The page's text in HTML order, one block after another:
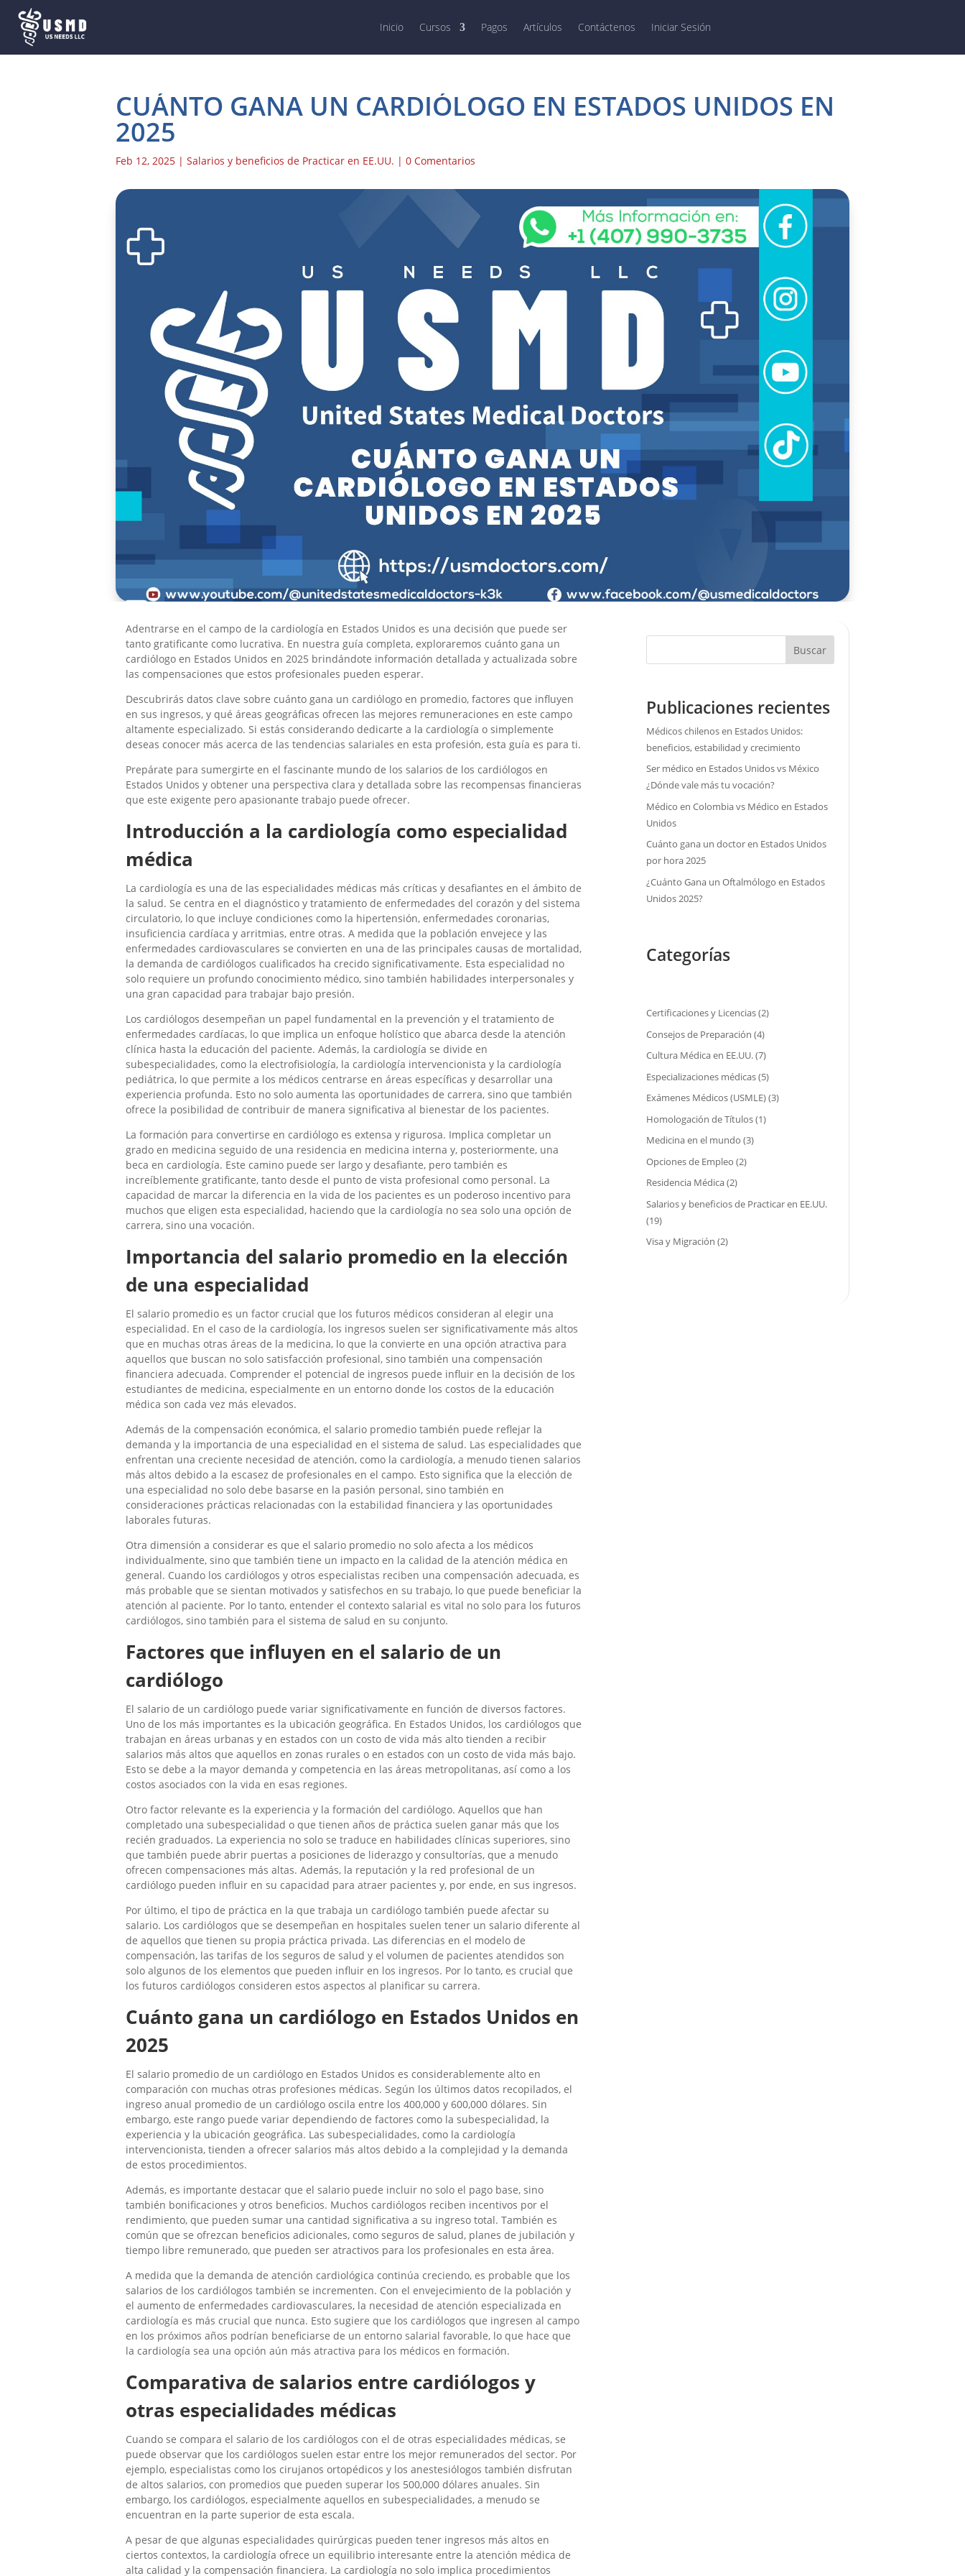
Inicio Cursos Pagos Artículos Contáctenos Iniciar Sesión
CUÁNTO GANA UN CARDIÓLOGO EN ESTADOS UNIDOS EN
2025
Feb 12, 2025 |Salarios y beneficios de Practicar en EE.UU. |0 Comentarios
Adentrarse en el campo de la cardiología en Estados Unidos es una decisión que puede ser
tanto gratificante como lucrativa. En nuestra guía completa, exploraremos cuánto gana un
cardiólogo en Estados Unidos en 2025 brindándote información detallada y actualizada sobre
las compensaciones que estos profesionales pueden esperar.
Descubrirás datos clave sobre cuánto gana un cardiólogo en promedio, factores que influyen
en sus ingresos, y qué áreas geográficas ofrecen las mejores remuneraciones en este campo
altamente especializado. Si estás considerando dedicarte a la cardiología o simplemente
deseas conocer más acerca de las tendencias salariales en esta profesión, esta guía es para ti.
Prepárate para sumergirte en el fascinante mundo de los salarios de los cardiólogos en
Estados Unidos y obtener una perspectiva clara y detallada sobre las recompensas financieras
que este exigente pero apasionante trabajo puede ofrecer.
Introducción a la cardiología como especialidad
médica
La cardiología es una de las especialidades médicas más críticas y desafiantes en el ámbito de
la salud. Se centra en el diagnóstico y tratamiento de enfermedades del corazón y del sistema
circulatorio, lo que incluye condiciones como la hipertensión, enfermedades coronarias,
insuficiencia cardíaca y arritmias, entre otras. A medida que la población envejece y las
enfermedades cardiovasculares se convierten en una de las principales causas de mortalidad,
la demanda de cardiólogos cualificados ha crecido significativamente. Esta especialidad no
solo requiere un profundo conocimiento médico, sino también habilidades interpersonales y
una gran capacidad para trabajar bajo presión.
Los cardiólogos desempeñan un papel fundamental en la prevención y el tratamiento de
enfermedades cardíacas, lo que implica un enfoque holístico que abarca desde la atención
clínica hasta la educación del paciente. Además, la cardiología se divide en
subespecialidades, como la electrofisiología, la cardiología intervencionista y la cardiología
pediátrica, lo que permite a los médicos centrarse en áreas específicas y desarrollar una
experiencia profunda. Esto no solo aumenta las oportunidades de carrera, sino que también
ofrece la posibilidad de contribuir de manera significativa al bienestar de los pacientes.
La formación para convertirse en cardiólogo es extensa y rigurosa. Implica completar un
grado en medicina seguido de una residencia en medicina interna y, posteriormente, una
beca en cardiología. Este camino puede ser largo y desafiante, pero también es
increíblemente gratificante, tanto desde el punto de vista profesional como personal. La
capacidad de marcar la diferencia en la vida de los pacientes es un poderoso incentivo para
muchos que eligen esta especialidad, haciendo que la cardiología no sea solo una opción de
carrera, sino una vocación.
Importancia del salario promedio en la elección
de una especialidad
El salario promedio es un factor crucial que los futuros médicos consideran al elegir una
especialidad. En el caso de la cardiología, los ingresos suelen ser significativamente más altos
que en muchas otras áreas de la medicina, lo que la convierte en una opción atractiva para
aquellos que buscan no solo satisfacción profesional, sino también una compensación
financiera adecuada. Comprender el potencial de ingresos puede influir en la decisión de los
estudiantes de medicina, especialmente en un entorno donde los costos de la educación
médica son cada vez más elevados.
Además de la compensación económica, el salario promedio también puede reflejar la
demanda y la importancia de una especialidad en el sistema de salud. Las especialidades que
enfrentan una creciente necesidad de atención, como la cardiología, a menudo tienen salarios
más altos debido a la escasez de profesionales en el campo. Esto significa que la elección de
una especialidad no solo debe basarse en la pasión personal, sino también en
consideraciones prácticas relacionadas con la estabilidad financiera y las oportunidades
laborales futuras.
Otra dimensión a considerar es que el salario promedio no solo afecta a los médicos
individualmente, sino que también tiene un impacto en la calidad de la atención médica en
general. Cuando los cardiólogos y otros especialistas reciben una compensación adecuada, es
más probable que se sientan motivados y satisfechos en su trabajo, lo que puede beneficiar la
atención al paciente. Por lo tanto, entender el contexto salarial es vital no solo para los futuros
cardiólogos, sino también para el sistema de salud en su conjunto.
Factores que influyen en el salario de un
cardiólogo
El salario de un cardiólogo puede variar significativamente en función de diversos factores.
Uno de los más importantes es la ubicación geográfica. En Estados Unidos, los cardiólogos que
trabajan en áreas urbanas y en estados con un costo de vida más alto tienden a recibir
salarios más altos que aquellos en zonas rurales o en estados con un costo de vida más bajo.
Esto se debe a la mayor demanda y competencia en las áreas metropolitanas, así como a los
costos asociados con la vida en esas regiones.
Otro factor relevante es la experiencia y la formación del cardiólogo. Aquellos que han
completado una subespecialidad o que tienen años de práctica suelen ganar más que los
recién graduados. La experiencia no solo se traduce en habilidades clínicas superiores, sino
que también puede abrir puertas a posiciones de liderazgo y consultorías, que a menudo
ofrecen compensaciones más altas. Además, la reputación y la red profesional de un
cardiólogo pueden influir en su capacidad para atraer pacientes y, por ende, en sus ingresos.
Por último, el tipo de práctica en la que trabaja un cardiólogo también puede afectar su
salario. Los cardiólogos que se desempeñan en hospitales suelen tener un salario diferente al
de aquellos que tienen su propia práctica privada. Las diferencias en el modelo de
compensación, las tarifas de los seguros de salud y el volumen de pacientes atendidos son
solo algunos de los elementos que pueden influir en los ingresos. Por lo tanto, es crucial que
los futuros cardiólogos consideren estos aspectos al planificar su carrera.
Cuánto gana un cardiólogo en Estados Unidos en
2025
El salario promedio de un cardiólogo en Estados Unidos es considerablemente alto en
comparación con muchas otras profesiones médicas. Según los últimos datos recopilados, el
ingreso anual promedio de un cardiólogo oscila entre los 400,000 y 600,000 dólares. Sin
embargo, este rango puede variar dependiendo de factores como la subespecialidad, la
experiencia y la ubicación geográfica. Las subespecialidades, como la cardiología
intervencionista, tienden a ofrecer salarios más altos debido a la complejidad y la demanda
de estos procedimientos.
Además, es importante destacar que el salario puede incluir no solo el pago base, sino
también bonificaciones y otros beneficios. Muchos cardiólogos reciben incentivos por el
rendimiento, que pueden sumar una cantidad significativa a su ingreso total. También es
común que se ofrezcan beneficios adicionales, como seguros de salud, planes de jubilación y
tiempo libre remunerado, que pueden ser atractivos para los profesionales en esta área.
A medida que la demanda de atención cardiológica continúa creciendo, es probable que los
salarios de los cardiólogos también se incrementen. Con el envejecimiento de la población y
el aumento de enfermedades cardiovasculares, la necesidad de atención especializada en
cardiología es más crucial que nunca. Esto sugiere que los cardiólogos que ingresen al campo
en los próximos años podrían beneficiarse de un entorno salarial favorable, lo que hace que
la cardiología sea una opción aún más atractiva para los médicos en formación.
Comparativa de salarios entre cardiólogos y
otras especialidades médicas
Cuando se compara el salario de los cardiólogos con el de otras especialidades médicas, se
puede observar que los cardiólogos suelen estar entre los mejor remunerados del sector. Por
ejemplo, especialistas como los cirujanos ortopédicos y los anestesiólogos también disfrutan
de altos salarios, con promedios que pueden superar los 500,000 dólares anuales. Sin
embargo, los cardiólogos, especialmente aquellos en subespecialidades, a menudo se
encuentran en la parte superior de esta escala.
A pesar de que algunas especialidades quirúrgicas pueden tener ingresos más altos en
ciertos contextos, la cardiología ofrece un equilibrio interesante entre la atención médica de
alta calidad y la compensación financiera. La cardiología no solo implica procedimientos
Buscar
Publicaciones recientes
Médicos chilenos en Estados Unidos:
beneficios, estabilidad y crecimiento
Ser médico en Estados Unidos vs México
¿Dónde vale más tu vocación?
Médico en Colombia vs Médico en Estados
Unidos
Cuánto gana un doctor en Estados Unidos
por hora 2025
¿Cuánto Gana un Oftalmólogo en Estados
Unidos 2025?
Categorías
Certificaciones y Licencias(2)
Consejos de Preparación (4)
Cultura Médica en EE.UU.(7)
Especializaciones médicas(5)
Exámenes Médicos (USMLE)(3)
Homologación de Títulos(1)
Medicina en el mundo (3)
Opciones de Empleo (2)
Residencia Médica(2)
Salarios y beneficios de Practicar en EE.UU.
(19)
Visa y Migración (2)